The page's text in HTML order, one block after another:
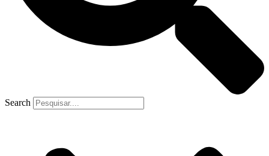
Search